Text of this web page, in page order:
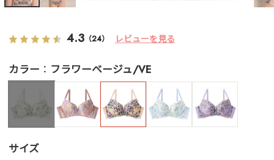
4.3 （24） レビューを見る
カラー フラワーベージュ/VE
サイズ